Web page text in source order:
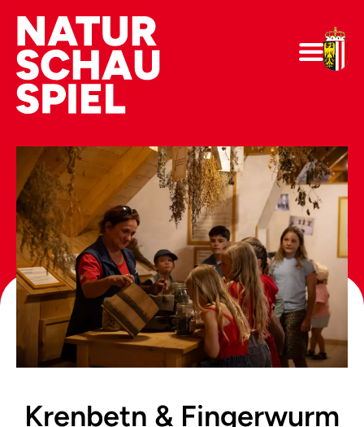
Krenbetn & Fingerwurm